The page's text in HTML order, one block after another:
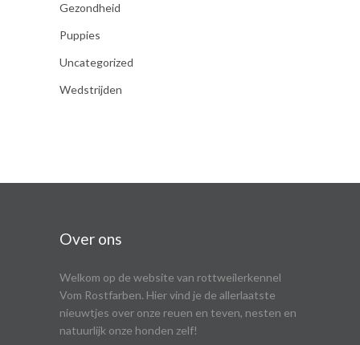
Gezondheid
Puppies
Uncategorized
Wedstrijden
Over ons
Welkom op de website van rottweilerkennel
Vom Rostfarben. Hier vind je de allerlaatste
nieuwtjes over onze reuen en teven, nesten en
natuurlijk onze honden zelf!